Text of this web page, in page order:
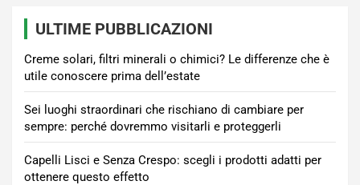
ULTIME PUBBLICAZIONI
Creme solari, filtri minerali o chimici? Le differenze che è
utile conoscere prima dell’estate
Sei luoghi straordinari che rischiano di cambiare per
sempre: perché dovremmo visitarli e proteggerli
Capelli Lisci e Senza Crespo: scegli i prodotti adatti per
ottenere questo effetto